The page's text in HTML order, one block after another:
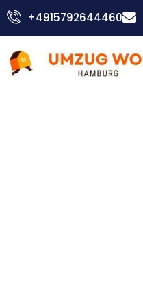
Zum
Inhalt
+4915792644460